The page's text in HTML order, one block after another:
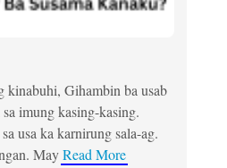
kinabuhi, Gihambin ba usab
imung kasing-kasing.
usa ka karnirung sala-ag.
MayRead More